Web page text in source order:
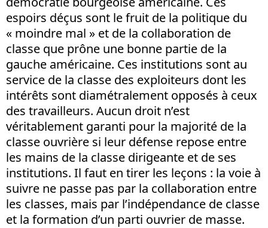
espoirs déçus sont le fruit de la politique du
« moindre mal » et de la collaboration de
classe que prône une bonne partie de la
gauche américaine. Ces institutions sont au
service de la classe des exploiteurs dont les
intérêts sont diamétralement opposés à ceux
des travailleurs. Aucun droit n’est
véritablement garanti pour la majorité de la
classe ouvrière si leur défense repose entre
les mains de la classe dirigeante et de ses
institutions. Il faut en tirer les leçons : la voie à
suivre ne passe pas par la collaboration entre
les classes, mais par l’indépendance de classe
et la formation d’un parti ouvrier de masse.